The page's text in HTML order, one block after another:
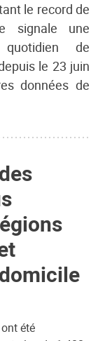
le record de
signale une
de
le 23 juin
données de
été